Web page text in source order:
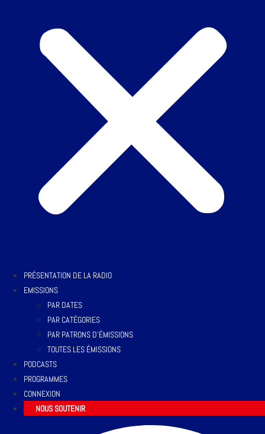
PRÉSENTATION DE LA RADIO
EMISSIONS
PAR DATES
PAR CATÉGORIES
PAR PATRONS D’ÉMISSIONS
TOUTES LES ÉMISSIONS
PODCASTS
PROGRAMMES
CONNEXION
NOUS SOUTENIR